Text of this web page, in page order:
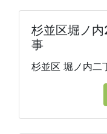
杉並区堀ノ
事
杉並区 堀ノ内二